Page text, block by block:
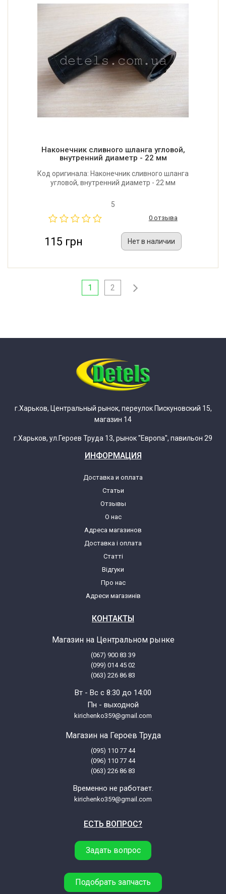
Наконечник сливного шланга угловой,
внутренний диаметр - 22 мм
Код оригинала: Наконечник сливного шланга
угловой, внутренний диаметр - 22 мм
5
0 отзыва
115 грн Нет в наличии
1 2
г.Харьков, Центральный рынок, переулок Пискуновский 15,
магазин 14
г.Харьков, ул.Героев Труда 13, рынок "Европа", павильон 29
ИНФОРМАЦИЯ
Доставка и оплата
Статьи
Отзывы
О нас
Адреса магазинов
Доставка і оплата
Статті
Відгуки
Про нас
Адреси магазинів
КОНТАКТЫ
Магазин на Центральном рынке
(067) 900 83 39
(099) 014 45 02
(063) 226 86 83
Вт - Вс с 8:30 до 14:00
Пн - выходной
kirichenko359@gmail.com
Магазин на Героев Труда
(095) 110 77 44
(096) 110 77 44
(063) 226 86 83
Временно не работает.
kirichenko359@gmail.com
ЕСТЬ ВОПРОС?
Задать вопрос
Подобрать запчасть